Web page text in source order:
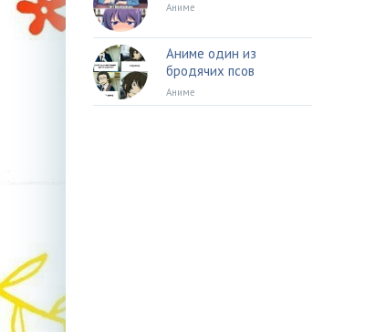
Аниме
Аниме один из
бродячих псов
Аниме